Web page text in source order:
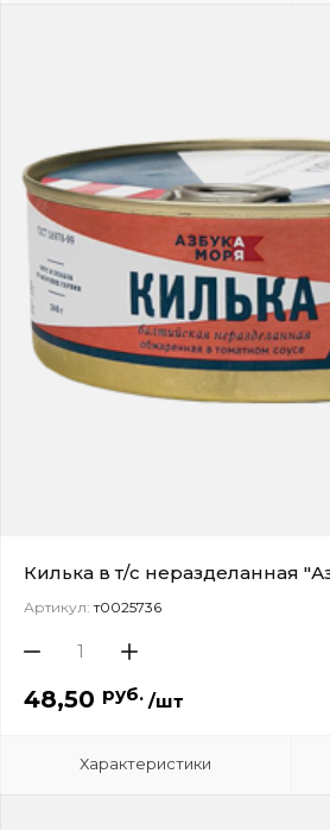
Килька в т/с неразделанная
Артикул: т0025736
48,50 руб. /шт
Характеристики